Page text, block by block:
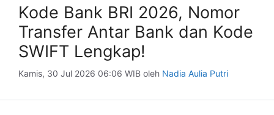
Kode Bank BRI 2026, Nomor
Transfer Antar Bank dan Kode
SWIFT Lengkap!
Kamis, 30 Jul 2026 06:06 WIB oleh Nadia Aulia Putri